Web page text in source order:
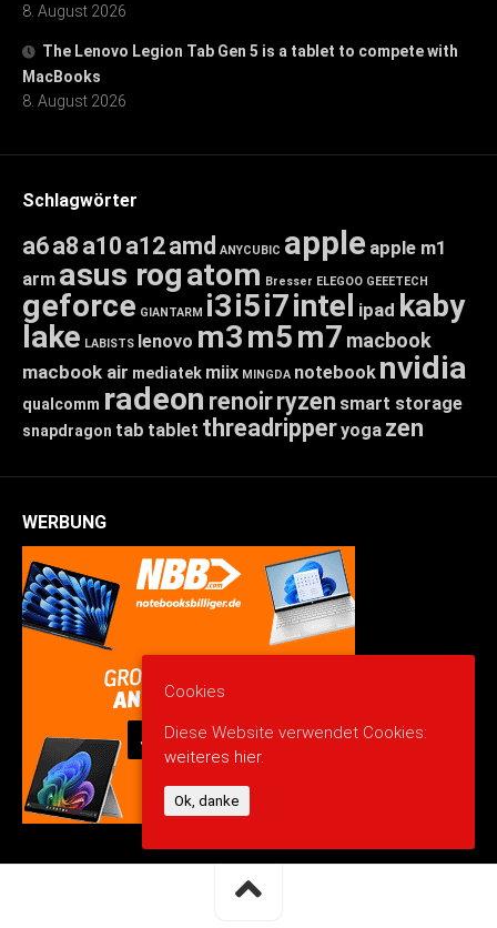
8. August 2026
The Lenovo Legion Tab Gen 5 is a tablet to compete with
MacBooks
8. August 2026
Schlagwörter
a6a8 a10 a12amd ANYCUBIC apple apple m1
arm asus rogatom Bresser ELEGOO GEEETECH
geforce GIANTARM i3i5i7intel ipad kaby
lake LABISTS lenovo m3m5m7 macbook
macbook air mediatek miix MINGDA notebook nvidia
qualcomm radeon renoirryzen smart storage
snapdragon tab tablet threadripperyoga zen
WERBUNG
Cookies
Diese Website verwendet Cookies:
weiteres hier.
Ok, danke